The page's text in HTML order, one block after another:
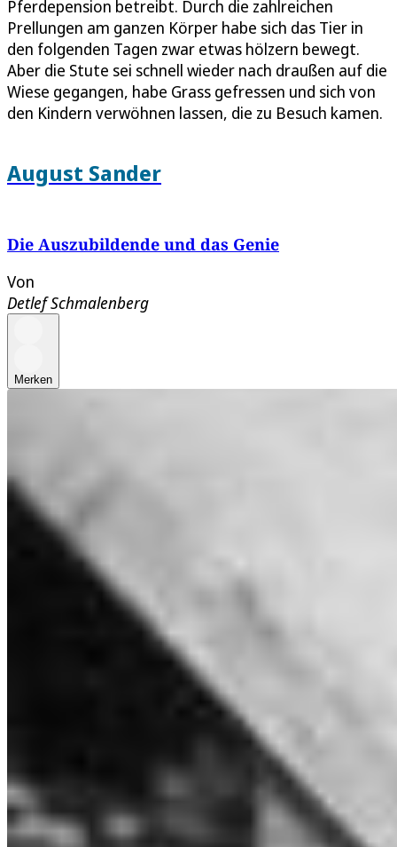
Pferdepension betreibt. Durch die zahlreichen
Prellungen am ganzen Körper habe sich das Tier in
den folgenden Tagen zwar etwas hölzern bewegt.
Aber die Stute sei schnell wieder nach draußen auf die
Wiese gegangen, habe Grass gefressen und sich von
den Kindern verwöhnen lassen, die zu Besuch kamen.
August Sander
Die Auszubildende und das Genie
Von
Detlef Schmalenberg
Merken